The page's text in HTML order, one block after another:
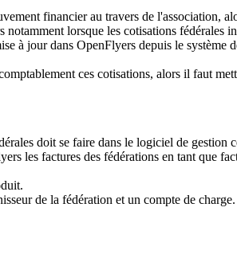
financier au travers de l'association,
notamment lorsque les cotisations fédérales
à jour dans OpenFlyers depuis le système
ces cotisations, alors il faut
doit se faire dans le logiciel de gestion
les factures des fédérations en tant que
.
de la fédération et un compte de charge.